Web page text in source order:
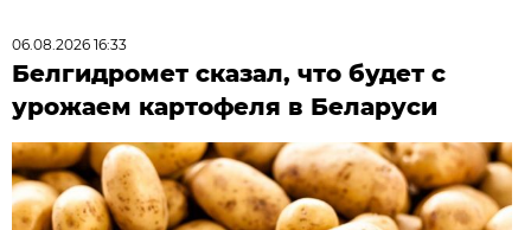
06.08.2026 16:33
Белгидромет сказал, что будет с
урожаем картофеля в Беларуси